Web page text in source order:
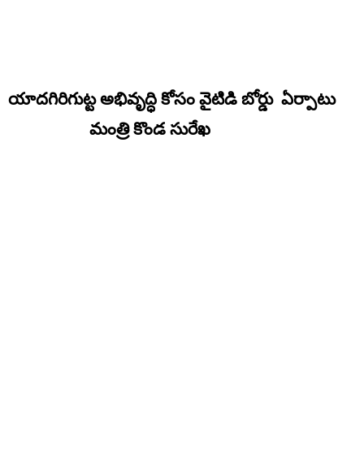
యాదగిరిగుట్ట అభివృద్ధి కోసం వైటిడి బోర్డు ఏర్పాటు
మంత్రి కొండ సురేఖ